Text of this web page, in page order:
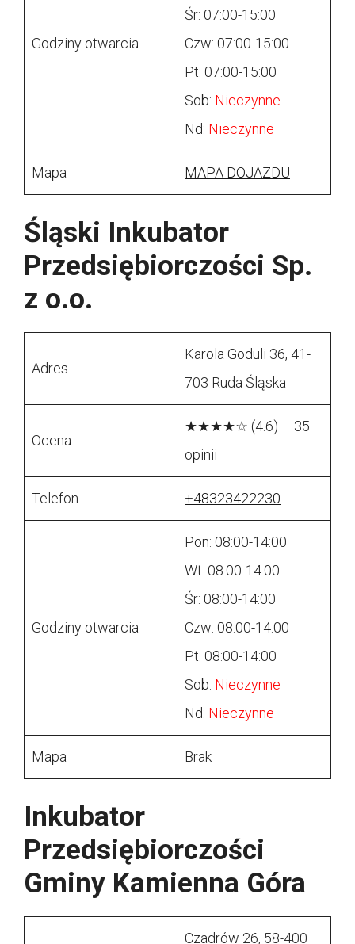
Godziny otwarcia
Śr: 07:00-15:00
Czw: 07:00-15:00
Pt: 07:00-15:00
Sob: Nieczynne
Nd: Nieczynne
Mapa MAPA DOJAZDU
Śląski Inkubator
Przedsiębiorczości Sp.
z o.o.
Adres
Karola Goduli 36, 41-
703 Ruda Śląska
Ocena
★★★★☆ (4.6) – 35
opinii
Telefon +48323422230
Godziny otwarcia
Pon: 08:00-14:00
Wt: 08:00-14:00
Śr: 08:00-14:00
Czw: 08:00-14:00
Pt: 08:00-14:00
Sob: Nieczynne
Nd: Nieczynne
Mapa Brak
Inkubator
Przedsiębiorczości
Gminy Kamienna Góra
Czadrów 26, 58-400